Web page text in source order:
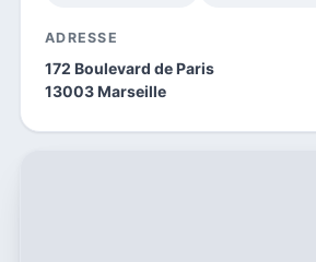
ADRESSE
172 Boulevard de Paris
13003 Marseille